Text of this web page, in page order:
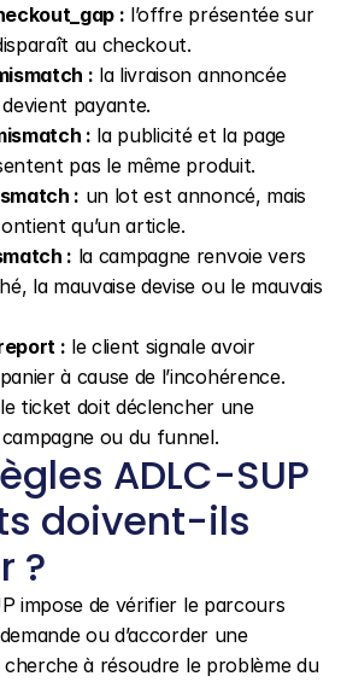
: l’offre présentée sur
au checkout.
: la livraison annoncée
payante.
: la publicité et la page
pas le même produit.
: un lot est annoncé, mais
qu’un article.
: la campagne renvoie vers
la mauvaise devise ou le mauvais
: le client signale avoir
à cause de l’incohérence.
le ticket doit déclencher une
ou du funnel.
ADLC-SUP
doivent-ils
?
impose de vérifier le parcours
ou d’accorder une
à résoudre le problème du